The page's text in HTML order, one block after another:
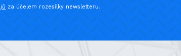
za účelem rozesílky newsletteru.